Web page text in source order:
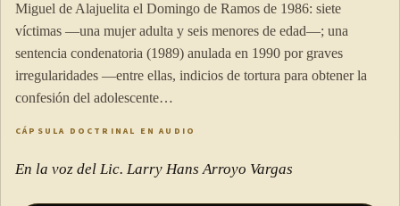
Miguel de Alajuelita el Domingo de Ramos de 1986: siete
víctimas —una mujer adulta y seis menores de edad—; una
sentencia condenatoria (1989) anulada en 1990 por graves
irregularidades —entre ellas, indicios de tortura para obtener la
confesión del adolescente…
CÁPSULA DOCTRINAL EN AUDIO
En la voz del Lic. Larry Hans Arroyo Vargas